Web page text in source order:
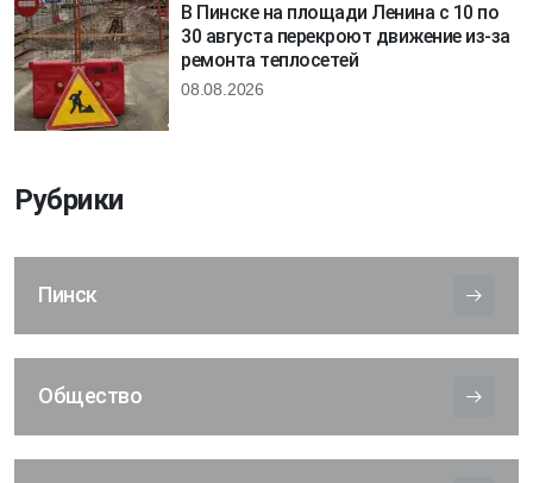
В Пинске на площади Ленина с 10 по
30 августа перекроют движение из-за
ремонта теплосетей
08.08.2026
Рубрики
Пинск
Общество